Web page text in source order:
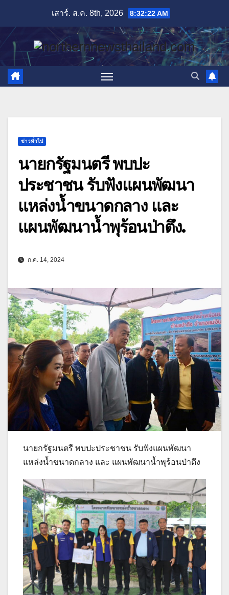
content
เสาร์. ส.ค. 8th, 2026 8:32:24 AM
ข่าวทั่วไป
นายกรัฐมนตรี พบปะ
ประชาชน รับฟังแผนพัฒนา
แหล่งน้ำขนาดกลาง และ
แผนพัฒนาน้ำพุร้อนป่าตึง.
ก.ค. 14, 2024
นายกรัฐมนตรี พบปะประชาชน รับฟังแผนพัฒนา
แหล่งน้ำขนาดกลาง และ แผนพัฒนาน้ำพุร้อนป่าตึง